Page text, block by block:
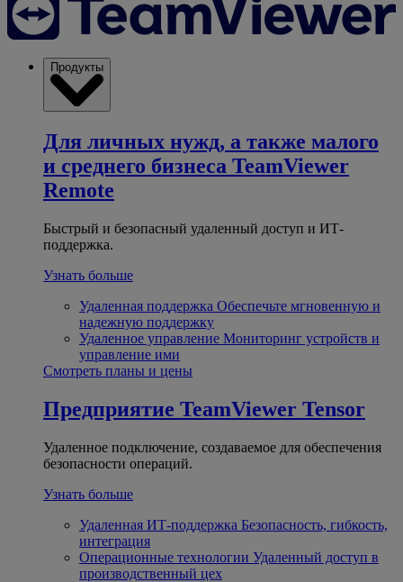
Продукты
Для личных нужд, а также малого
и среднего бизнеса TeamViewer
Remote
Быстрый и безопасный удаленный доступ и ИТ-
поддержка.
Узнать больше
Удаленная поддержка Обеспечьте мгновенную и
надежную поддержку
Удаленное управление Мониторинг устройств и
управление ими
Смотреть планы и цены
Предприятие TeamViewer Tensor
Удаленное подключение, создаваемое для обеспечения
безопасности операций.
Узнать больше
Удаленная ИТ-поддержка Безопасность, гибкость,
интеграция
Операционные технологии Удаленный доступ в
производственный цех